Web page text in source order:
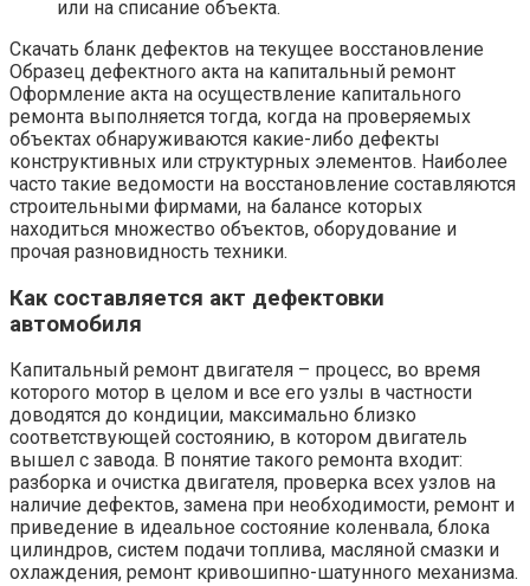
или на списание объекта.
Скачать бланк дефектов на текущее восстановление
Образец дефектного акта на капитальный ремонт
Оформление акта на осуществление капитального
ремонта выполняется тогда, когда на проверяемых
объектах обнаруживаются какие-либо дефекты
конструктивных или структурных элементов. Наиболее
часто такие ведомости на восстановление составляются
строительными фирмами, на балансе которых
находиться множество объектов, оборудование и
прочая разновидность техники.
Как составляется акт дефектовки
автомобиля
Капитальный ремонт двигателя – процесс, во время
которого мотор в целом и все его узлы в частности
доводятся до кондиции, максимально близко
соответствующей состоянию, в котором двигатель
вышел с завода. В понятие такого ремонта входит:
разборка и очистка двигателя, проверка всех узлов на
наличие дефектов, замена при необходимости, ремонт и
приведение в идеальное состояние коленвала, блока
цилиндров, систем подачи топлива, масляной смазки и
охлаждения, ремонт кривошипно-шатунного механизма.